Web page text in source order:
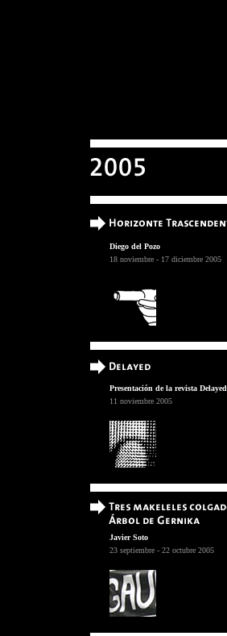
Diego del Pozo
18 noviembre - 17 diciembre 2005
Presentación de la revista Delayed
11 noviembre 2005
Javier Soto
23 septiembre - 22 octubre 2005